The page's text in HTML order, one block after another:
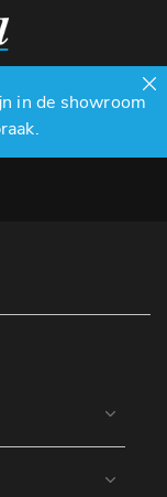
in de showroom